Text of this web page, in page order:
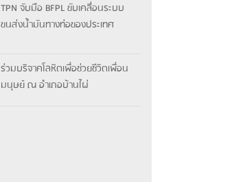
TPN จับมือ BFPL ขับเคลื่อนระบบ
ขนส่งน้ำมันทางท่อของประเทศ
ร่วมบริจาคโลหิตเพื่อช่วยชีวิตเพื่อน
มนุษย์ ณ อำเภอบ้านไผ่